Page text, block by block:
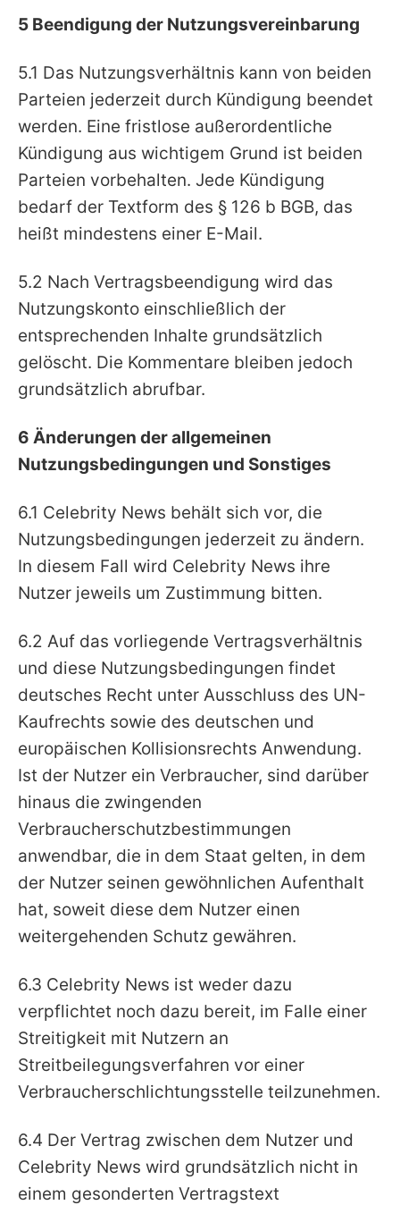
5 Beendigung der Nutzungsvereinbarung
5.1 Das Nutzungsverhältnis kann von beiden
Parteien jederzeit durch Kündigung beendet
werden. Eine fristlose außerordentliche
Kündigung aus wichtigem Grund ist beiden
Parteien vorbehalten. Jede Kündigung
bedarf der Textform des § 126 b BGB, das
heißt mindestens einer E-Mail.
5.2 Nach Vertragsbeendigung wird das
Nutzungskonto einschließlich der
entsprechenden Inhalte grundsätzlich
gelöscht. Die Kommentare bleiben jedoch
grundsätzlich abrufbar.
6 Änderungen der allgemeinen
Nutzungsbedingungen und Sonstiges
6.1 Celebrity News behält sich vor, die
Nutzungsbedingungen jederzeit zu ändern.
In diesem Fall wird Celebrity News ihre
Nutzer jeweils um Zustimmung bitten.
6.2 Auf das vorliegende Vertragsverhältnis
und diese Nutzungsbedingungen findet
deutsches Recht unter Ausschluss des UN-
Kaufrechts sowie des deutschen und
europäischen Kollisionsrechts Anwendung.
Ist der Nutzer ein Verbraucher, sind darüber
hinaus die zwingenden
Verbraucherschutzbestimmungen
anwendbar, die in dem Staat gelten, in dem
der Nutzer seinen gewöhnlichen Aufenthalt
hat, soweit diese dem Nutzer einen
weitergehenden Schutz gewähren.
6.3 Celebrity News ist weder dazu
verpflichtet noch dazu bereit, im Falle einer
Streitigkeit mit Nutzern an
Streitbeilegungsverfahren vor einer
Verbraucherschlichtungsstelle teilzunehmen.
6.4 Der Vertrag zwischen dem Nutzer und
Celebrity News wird grundsätzlich nicht in
einem gesonderten Vertragstext